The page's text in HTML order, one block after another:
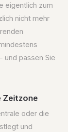
eigentlich zum
nicht mehr
und passen Sie
Zeitzone
oder die
und